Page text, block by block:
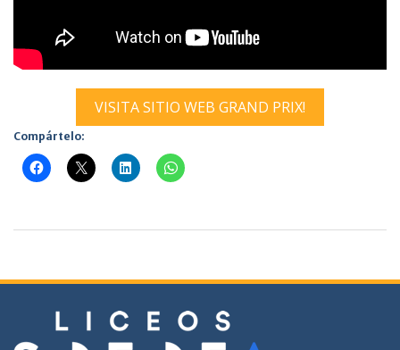
VISITA SITIO WEB GRAND PRIX!
Compártelo: